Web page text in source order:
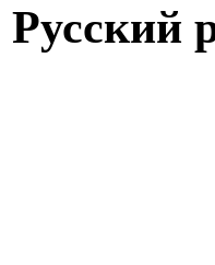
Русский